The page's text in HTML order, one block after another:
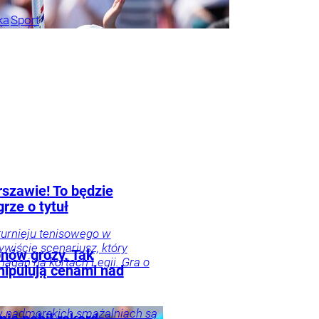
Sport
To będzie
o tytuł
tenisowego w
scenariusz, który
na kortach Legii. Gra o
grozy. Tak
cenami nad
nadmorskich smażalniach są